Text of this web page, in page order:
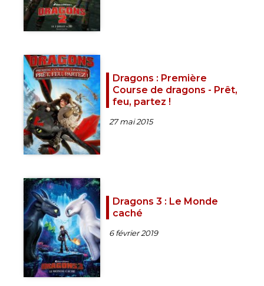
Dragons : Première
Course de dragons - Prêt,
feu, partez !
27 mai 2015
Dragons 3 : Le Monde
caché
6 février 2019